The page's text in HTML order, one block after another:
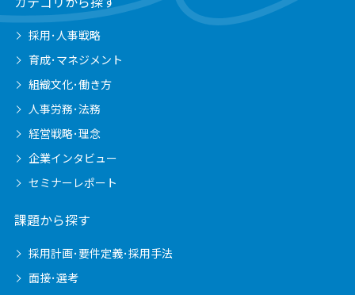
採用･人事戦略
育成･マネジメント
組織文化･働き方
人事労務･法務
経営戦略･理念
企業インタビュー
セミナーレポート
課題から探す
採用計画･要件定義･採用手法
面接･選考